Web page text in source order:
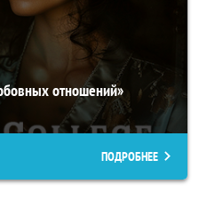
отношений»
ПОДРОБНЕЕ